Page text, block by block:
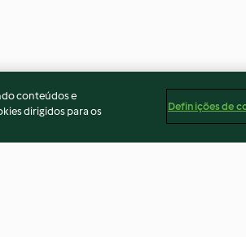
conteúdos e
dirigidos para os
Definições de